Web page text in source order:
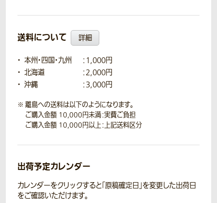
送料について 詳細
本州・四国・九州
：1,000円
北海道
：2,000円
沖縄
：3,000円
離島への送料は以下のようになります。
ご購入金額 10,000円未満：実費ご負担
ご購入金額 10,000円以上：上記送料区分
出荷予定カレンダー
カレンダーをクリックすると「原稿確定日」を変更した出荷日
をご確認いただけます。